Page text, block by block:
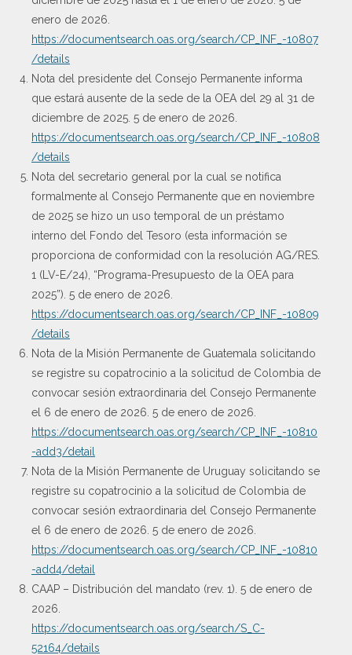
enero de 2026.
https://documentsearch.oas.org/search/CP_INF_-10807
/details
Nota del presidente del Consejo Permanente informa
que estará ausente de la sede de la OEA del 29 al 31 de
diciembre de 2025. 5 de enero de 2026.
https://documentsearch.oas.org/search/CP_INF_-10808
/details
Nota del secretario general por la cual se notifica
formalmente al Consejo Permanente que en noviembre
de 2025 se hizo un uso temporal de un préstamo
interno del Fondo del Tesoro (esta información se
proporciona de conformidad con la resolución AG/RES.
1 (LV-E/24), “Programa-Presupuesto de la OEA para
2025”). 5 de enero de 2026.
https://documentsearch.oas.org/search/CP_INF_-10809
/details
Nota de la Misión Permanente de Guatemala solicitando
se registre su copatrocinio a la solicitud de Colombia de
convocar sesión extraordinaria del Consejo Permanente
el 6 de enero de 2026. 5 de enero de 2026.
https://documentsearch.oas.org/search/CP_INF_-10810
-add3/detail
Nota de la Misión Permanente de Uruguay solicitando se
registre su copatrocinio a la solicitud de Colombia de
convocar sesión extraordinaria del Consejo Permanente
el 6 de enero de 2026. 5 de enero de 2026.
https://documentsearch.oas.org/search/CP_INF_-10810
-add4/detail
CAAP – Distribución del mandato (rev. 1). 5 de enero de
2026.
https://documentsearch.oas.org/search/S_C-
52164/details